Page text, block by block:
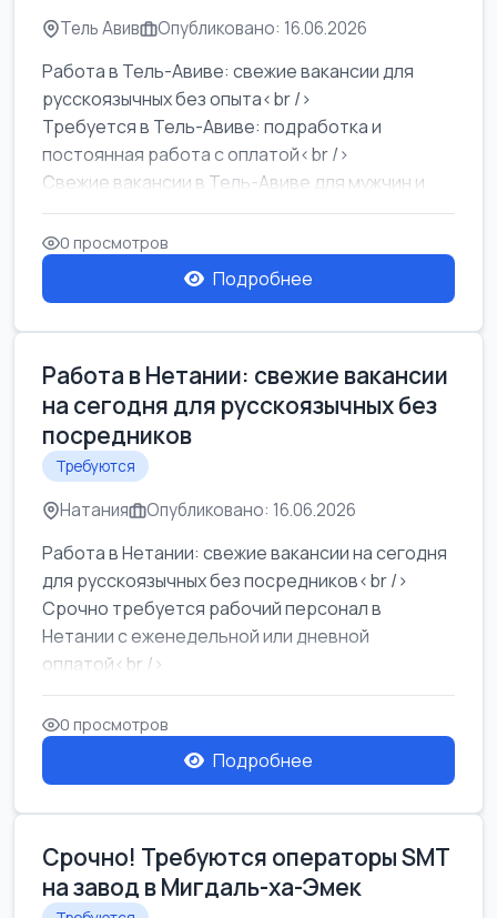
Тель Авив Опубликовано: 16.06.2026
Работа в Тель-Авиве: свежие вакансии для
русскоязычных без опыта<br />
Требуется в Тель-Авиве: подработка и
постоянная работа с оплатой<br />
Свежие вакансии в Тель-Авиве для мужчин и
женщин от хозя...
0 просмотров
Подробнее
Работа в Нетании: свежие вакансии
на сегодня для русскоязычных без
посредников
Требуются
Натания Опубликовано: 16.06.2026
Работа в Нетании: свежие вакансии на сегодня
для русскоязычных без посредников<br />
Срочно требуется рабочий персонал в
Нетании с еженедельной или дневной
оплатой<br />
Свежие вакансии в Нетании дл...
0 просмотров
Подробнее
Срочно! Требуются операторы SMT
на завод в Мигдаль-ха-Эмек